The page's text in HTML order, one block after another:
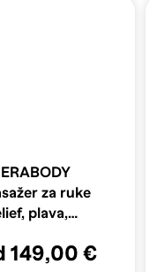
za ruke
plava,
149,00 €